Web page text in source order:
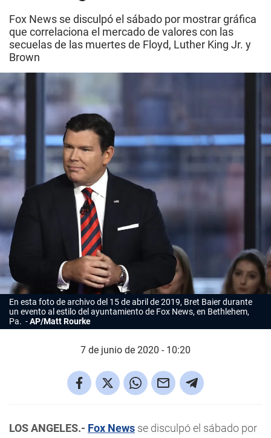
Fox News se disculpó el sábado por mostrar gráfica
que correlaciona el mercado de valores con las
secuelas de las muertes de Floyd, Luther King Jr. y
Brown
En esta foto de archivo del 15 de abril de 2019, Bret Baier durante
un evento al estilo del ayuntamiento de Fox News, en Bethlehem,
Pa.
AP/Matt Rourke
7 de junio de 2020 - 10:20
LOS ANGELES.- Fox News se disculpó el sábado por